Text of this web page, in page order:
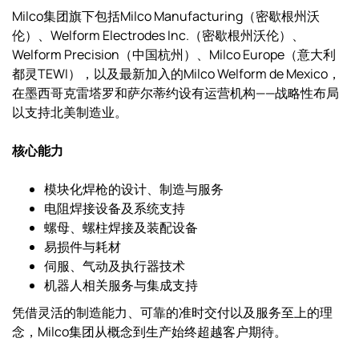
Milco集团旗下包括Milco Manufacturing（密歇根州沃
伦）、Welform Electrodes Inc.（密歇根州沃伦）、
Welform Precision（中国杭州）、Milco Europe（意大利
都灵TEWI），以及最新加入的Milco Welform de Mexico，
在墨西哥克雷塔罗和萨尔蒂约设有运营机构——战略性布局
以支持北美制造业。
核心能力
模块化焊枪的设计、制造与服务
电阻焊接设备及系统支持
螺母、螺柱焊接及装配设备
易损件与耗材
伺服、气动及执行器技术
机器人相关服务与集成支持
凭借灵活的制造能力、可靠的准时交付以及服务至上的理
念，Milco集团从概念到生产始终超越客户期待。